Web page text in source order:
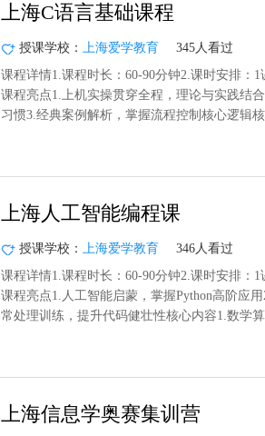
上海C语言基础课程
授课学校： 上海爱学教育
345人看过
课程详情1.课程时长：60-90分钟2.课时安排：
课程亮点1.上机实操贯穿全程，理论与实践结
习惯3.经典案例解析，掌握流程控制核心逻辑
上海人工智能编程课
授课学校： 上海爱学教育
346人看过
课程详情1.课程时长：60-90分钟2.课时安排：
课程亮点1.人工智能启蒙，掌握Python高阶应
常处理训练，提升代码健壮性核心内容1.数学
上海信息学奥赛集训营